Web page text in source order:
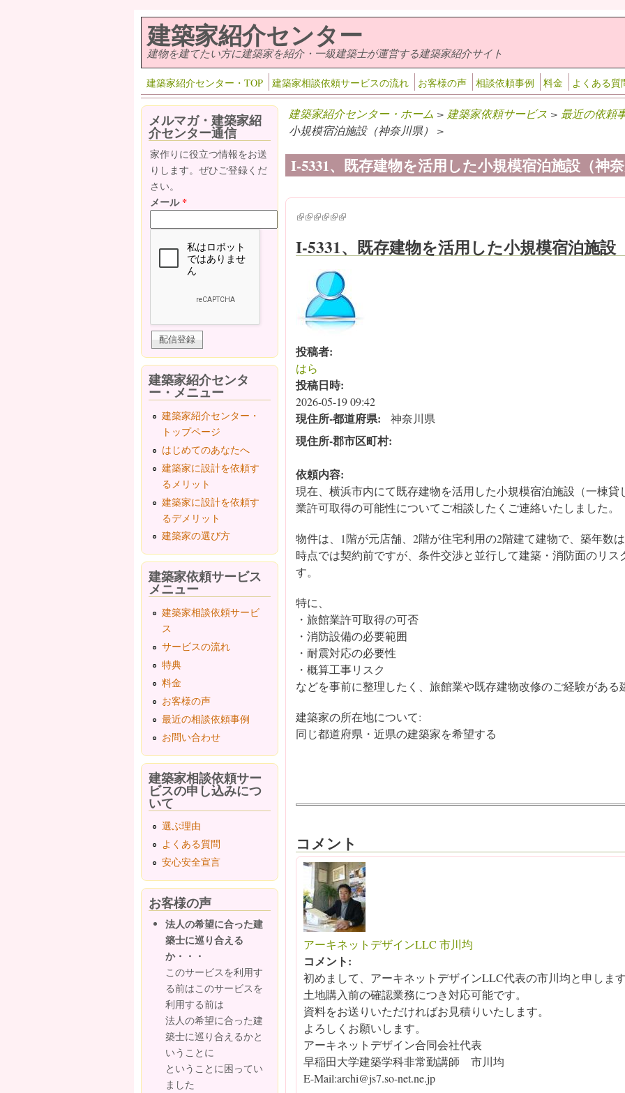
建築家紹介センター
建物を建てたい方に建築家を紹介・一級建築士が運営する建築家紹介サイト
建築家紹介センター・TOP 建築家相談依頼サービスの流れ お客様の声 相談依頼事例 料金 よくある質
建築家紹介センター・ホーム > 建築家依頼サービス > 最近の依頼
小規模宿泊施設（神奈川県） >
I-5331、既存建物を活用した小規模宿泊施設（神
(link is external)
(link is external)
(link is external)
(link is external)
(link is external)
(link is external)
I-5331、既存建物を活用した小規模宿泊施設
投稿者:
はら
投稿日時:
2026-05-19 09:42
現住所‐都道府県: 神奈川県
現住所‐郡市区町村:
依頼内容:
現在、横浜市内にて既存建物を活用した小規模宿泊施設（一棟
業許可取得の可能性についてご相談したくご連絡いたしました。
物件は、1階が元店舗、2階が住宅利用の2階建て建物で、築年数
時点では契約前ですが、条件交渉と並行して建築・消防面のリ
す。
特に、
・旅館業許可取得の可否
・消防設備の必要範囲
・耐震対応の必要性
・概算工事リスク
などを事前に整理したく、旅館業や既存建物改修のご経験があ
建築家の所在地について:
同じ都道府県・近県の建築家を希望する
コメント
アーキネットデザインLLC 市川均
コメント:
初めまして、アーキネットデザインLLC代表の市川均と申しま
土地購入前の確認業務につき対応可能です。
資料をお送りいただければお見積りいたします。
よろしくお願いします。
アーキネットデザイン合同会社代表
早稲田大学建築学科非常勤講師 市川均
E-Mail:archi@js7.so-net.ne.jp
メルマガ・建築家紹
介センター通信
家作りに役立つ情報をお送
りします。ぜひご登録くだ
さい。
メール*
建築家紹介センタ
ー・メニュー
建築家紹介センター・
トップページ
はじめてのあなたへ
建築家に設計を依頼す
るメリット
建築家に設計を依頼す
るデメリット
建築家の選び方
建築家依頼サービス
メニュー
建築家相談依頼サービ
ス
サービスの流れ
特典
料金
お客様の声
最近の相談依頼事例
お問い合わせ
建築家相談依頼サー
ビスの申し込みにつ
いて
選ぶ理由
よくある質問
安心安全宣言
お客様の声
法人の希望に合った建
築士に巡り合える
か・・・
このサービスを利用す
る前はこのサービスを
利用する前は
法人の希望に合った建
築士に巡り合えるかと
いうことに
ということに困ってい
ました